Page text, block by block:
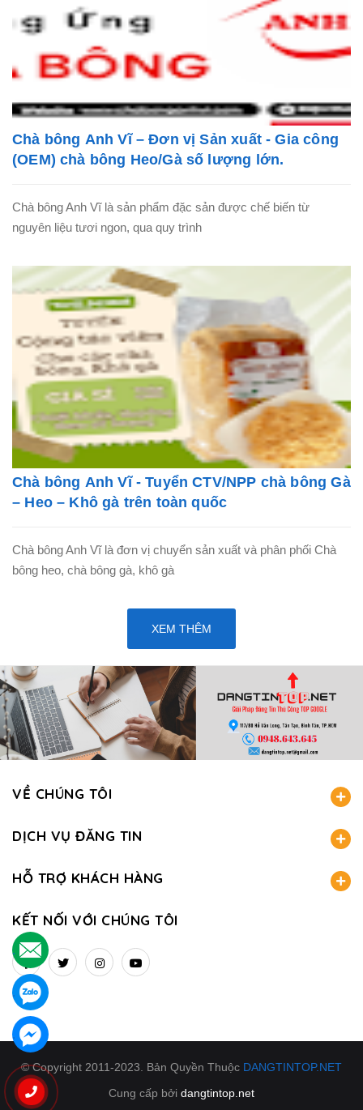
Chà bông Anh Vĩ – Đơn vị Sản xuất - Gia công
(OEM) chà bông Heo/Gà số lượng lớn.
Chà bông Anh Vĩ là sản phẩm đặc sản được chế biến từ
nguyên liệu tươi ngon, qua quy trình
Chà bông Anh Vĩ - Tuyển CTV/NPP chà bông Gà
– Heo – Khô gà trên toàn quốc
Chà bông Anh Vĩ là đơn vị chuyển sản xuất và phân phối Chà
bông heo, chà bông gà, khô gà
XEM THÊM
VỀ CHÚNG TÔI
DỊCH VỤ ĐĂNG TIN
HỖ TRỢ KHÁCH HÀNG
KẾT NỐI VỚI CHÚNG TÔI
© Copyright 2011-2023. Bản Quyền Thuộc DANGTINTOP.NET
Cung cấp bởi dangtintop.net
.
.
.